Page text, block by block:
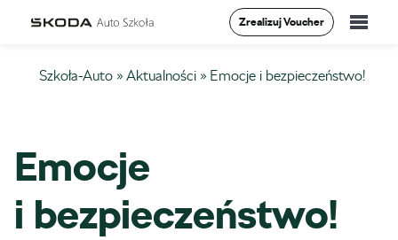
Zrealizuj Voucher
Szkolenia
Aktualności
Szkoła-Auto »Aktualności » Emocje i bezpieczeństwo!
Emocje
i bezpieczeństwo!